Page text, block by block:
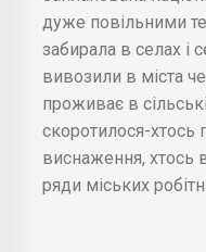
дуже повільними
забирала в селах і
вивозили в міста
проживає в
скоротилося-хтось
виснаження, хтось
ряди міських